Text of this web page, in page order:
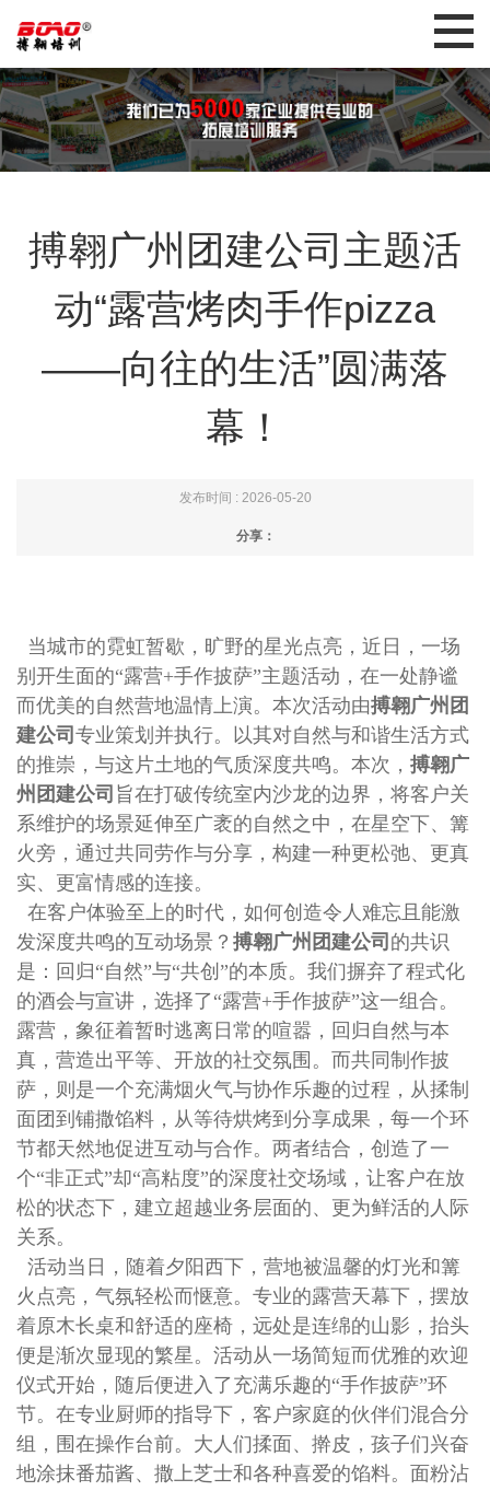
搏翱广州团建公司主题活
动“露营烤肉手作pizza
——向往的生活”圆满落
幕！
发布时间 : 2026-05-20
分享：
当城市的霓虹暂歇，旷野的星光点亮，近日，一场
别开生面的“露营+手作披萨”主题活动，在一处静谧
而优美的自然营地温情上演。本次活动由搏翱广州团
建公司 专业策划并执行。以其对自然与和谐生活方式
的推崇，与这片土地的气质深度共鸣。本次， 搏翱广
州团建公司 旨在打破传统室内沙龙的边界，将客户关
系维护的场景延伸至广袤的自然之中，在星空下、篝
火旁，通过共同劳作与分享，构建一种更松弛、更真
实、更富情感的连接。
在客户体验至上的时代，如何创造令人难忘且能激
发深度共鸣的互动场景？ 搏翱广州团建公司 的共识
是：回归“自然”与“共创”的本质。我们摒弃了程式化
的酒会与宣讲，选择了“露营+手作披萨”这一组合。
露营，象征着暂时逃离日常的喧嚣，回归自然与本
真，营造出平等、开放的社交氛围。而共同制作披
萨，则是一个充满烟火气与协作乐趣的过程，从揉制
面团到铺撒馅料，从等待烘烤到分享成果，每一个环
节都天然地促进互动与合作。两者结合，创造了一
个“非正式”却“高粘度”的深度社交场域，让客户在放
松的状态下，建立超越业务层面的、更为鲜活的人际
关系。
活动当日，随着夕阳西下，营地被温馨的灯光和篝
火点亮，气氛轻松而惬意。专业的露营天幕下，摆放
着原木长桌和舒适的座椅，远处是连绵的山影，抬头
便是渐次显现的繁星。活动从一场简短而优雅的欢迎
仪式开始，随后便进入了充满乐趣的“手作披萨”环
节。在专业厨师的指导下，客户家庭的伙伴们混合分
组，围在操作台前。大人们揉面、擀皮，孩子们兴奋
地涂抹番茄酱、撒上芝士和各种喜爱的馅料。面粉沾